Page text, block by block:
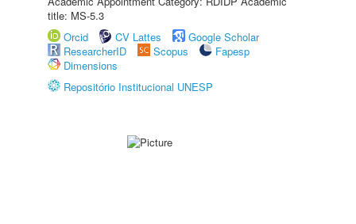
title: MS-5.3
Orcid
CV Lattes
Google Scholar
ResearcherID
Scopus
Fapesp
Dimensions
Repositório Institucional UNESP